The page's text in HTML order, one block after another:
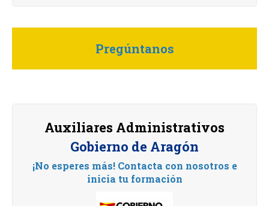
Pregúntanos
Auxiliares Administrativos
Gobierno de Aragón
¡No esperes más! Contacta con nosotros e
inicia tu formación